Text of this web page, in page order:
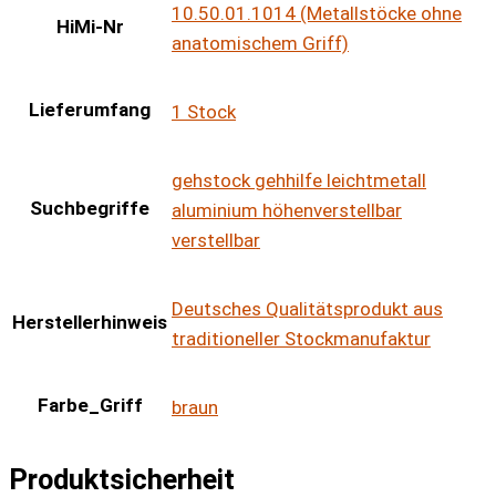
HiMi-Nr
10.50.01.1014 (Metallstöcke ohne
anatomischem Griff)
Lieferumfang 1 Stock
Suchbegriffe
gehstock gehhilfe leichtmetall
aluminium höhenverstellbar
verstellbar
Herstellerhinweis
Deutsches Qualitätsprodukt aus
traditioneller Stockmanufaktur
Farbe_Griff braun
Produktsicherheit